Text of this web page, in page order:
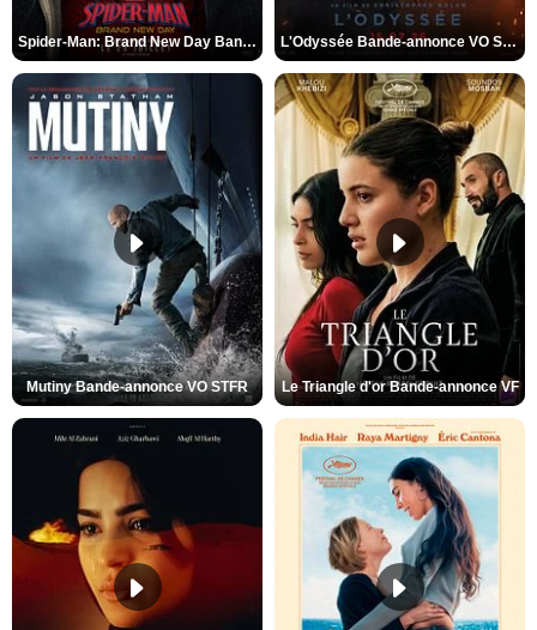
Spider-Man: Brand New Day Bande-annonce VO STFR L'Odyssée Bande-annonce VO STFR
Mutiny Bande-annonce VO STFR Le Triangle d'or Bande-annonce VF